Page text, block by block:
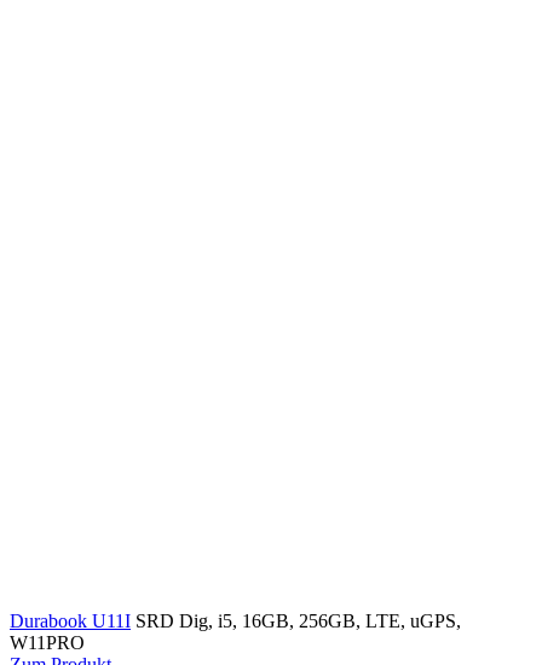
Durabook U11I SRD Dig, i5, 16GB, 256GB, LTE, uGPS,
W11PRO